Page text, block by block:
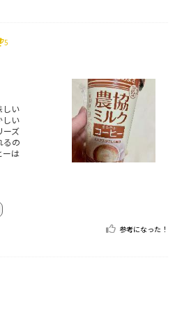
5
しい
しい
ーズ
るの
ーは
参考になった！